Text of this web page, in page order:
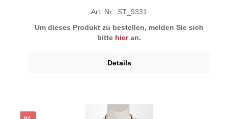
Art. Nr.: ST_9331
Um dieses Produkt zu bestellen, melden Sie sich
bitte hieran.
Details